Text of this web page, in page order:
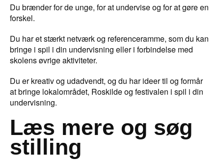
Du brænder for de unge, for at undervise og for at gøre en
forskel.
Du har et stærkt netværk og referenceramme, som du kan
bringe i spil i din undervisning eller i forbindelse med
skolens øvrige aktiviteter.
Du er kreativ og udadvendt, og du har ideer til og formår
at bringe lokalområdet, Roskilde og festivalen i spil i din
undervisning.
Læs mere og søg
stilling